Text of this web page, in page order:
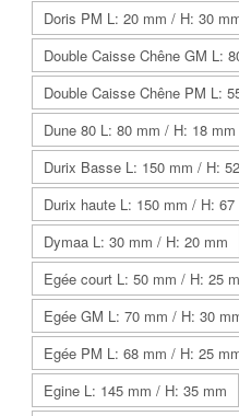
Doris PM L: 20 mm / H: 30
Double Caisse Chêne GM L:
Double Caisse Chêne PM L:
Dune 80 L: 80 mm / H: 18 mm
Durix Basse L: 150 mm / H:
Durix haute L: 150 mm / H: 67
Dymaa L: 30 mm / H: 20 mm
Egée court L: 50 mm / H: 25
Egée GM L: 70 mm / H: 30
Egée PM L: 68 mm / H: 25
Egine L: 145 mm / H: 35 mm